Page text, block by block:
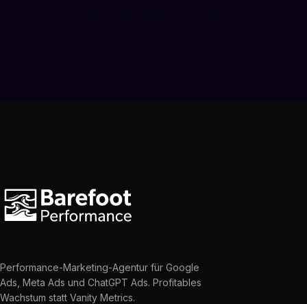
Performance-Marketing-Agentur für Google
Ads, Meta Ads und ChatGPT Ads. Profitables
Wachstum statt Vanity Metrics.